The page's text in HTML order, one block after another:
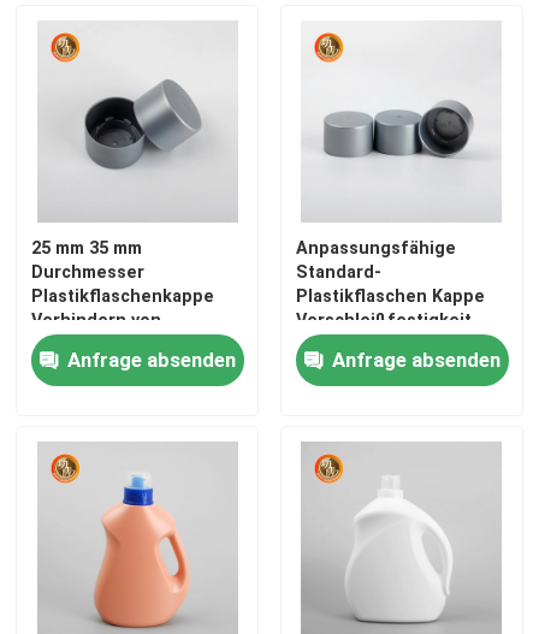
25 mm 35 mm
Durchmesser
Plastikflaschenkappe
Verhindern von
Verschüttungen Einfach
zu reinigen
Anfrage absenden
Anpassungsfähige
Standard-
Plastikflaschen Kappe
Verschleißfestigkeit
Anfrage absenden